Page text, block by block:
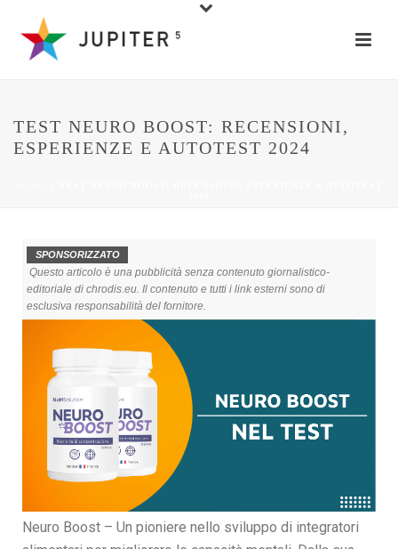
TEST NEURO BOOST: RECENSIONI,
ESPERIENZE E AUTOTEST 2024
SPONSORIZZATO
Questo articolo è una pubblicità senza contenuto giornalistico-
editoriale di chrodis.eu. Il contenuto e tutti i link esterni sono di
esclusiva responsabilità del fornitore.
Neuro Boost – Un pioniere nello sviluppo di integratori